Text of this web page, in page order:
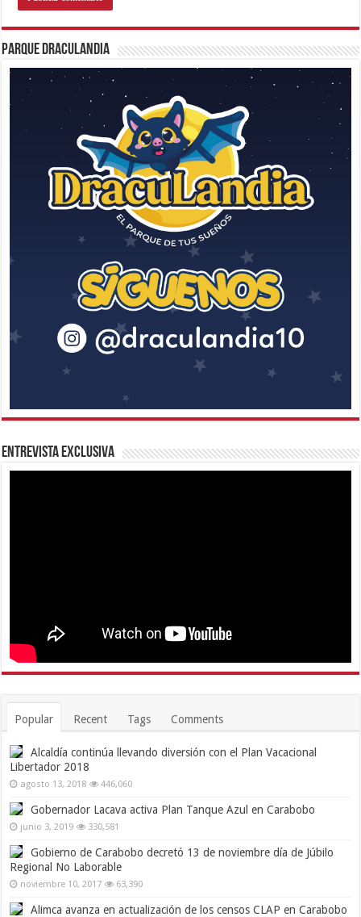
Parque Draculandia
Entrevista Exclusiva
Popular Recent Tags Comments
Alcaldía continúa llevando diversión con el Plan Vacacional
Libertador 2018
agosto 13, 2018 446,060
Gobernador Lacava activa Plan Tanque Azul en Carabobo
junio 3, 2019 330,581
Gobierno de Carabobo decretó 13 de noviembre día de Júbilo
Regional No Laborable
noviembre 10, 2017 63,390
Alimca avanza en actualización de los censos CLAP en Carabobo